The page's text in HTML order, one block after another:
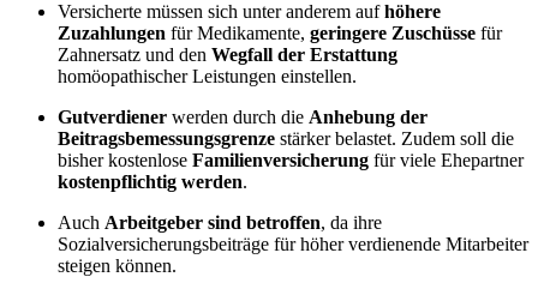
Versicherte müssen sich unter anderem aufhöhere
Zuzahlungen für Medikamente, geringere Zuschüsse für
Zahnersatz und den Wegfall der Erstattung
homöopathischer Leistungen einstellen.
Gutverdiener werden durch die Anhebung der
Beitragsbemessungsgrenze stärker belastet. Zudem soll die
bisher kostenlose Familienversicherung für viele Ehepartner
kostenpflichtig werden.
Auch Arbeitgeber sind betroffen, da ihre
Sozialversicherungsbeiträge für höher verdienende Mitarbeiter
steigen können.